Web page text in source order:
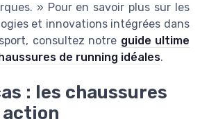
» Pour en savoir plus sur les
et innovations intégrées dans
consultez notre guide ultime
de running idéales.
: les chaussures
action